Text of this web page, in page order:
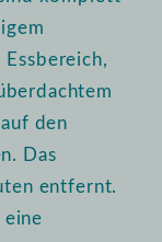
den
Das
entfernt.
eine